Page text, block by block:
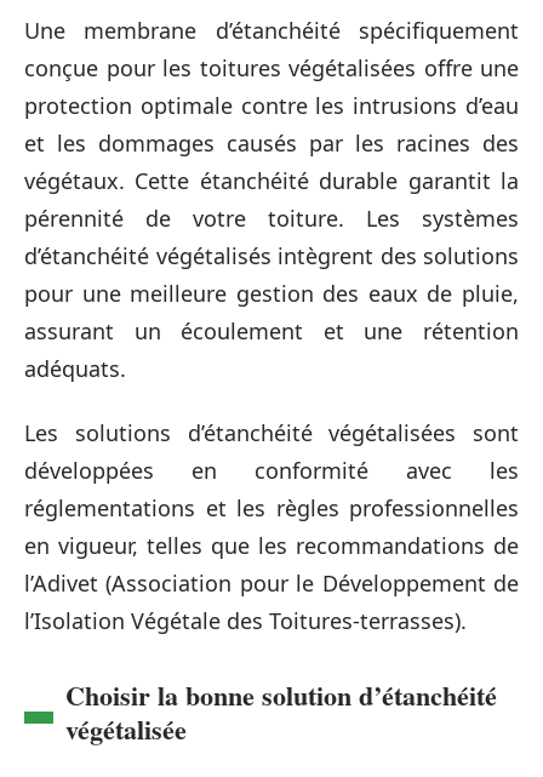
Une membrane d’étanchéité spécifiquement
conçue pour les toitures végétalisées offre une
protection optimale contre les intrusions d’eau
et les dommages causés par les racines des
végétaux. Cette étanchéité durable garantit la
pérennité de votre toiture. Les systèmes
d’étanchéité végétalisés intègrent des solutions
pour une meilleure gestion des eaux de pluie,
assurant un écoulement et une rétention
adéquats.
Les solutions d’étanchéité végétalisées sont
développées en conformité avec les
réglementations et les règles professionnelles
en vigueur, telles que les recommandations de
l’Adivet (Association pour le Développement de
l’Isolation Végétale des Toitures-terrasses).
Choisir la bonne solution d’étanchéité
végétalisée